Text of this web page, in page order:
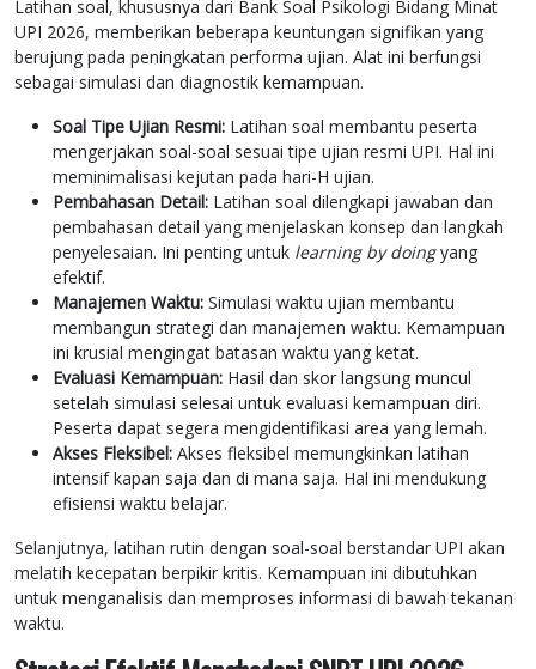
Latihan soal, khususnya dari Bank Soal Psikologi Bidang Minat
UPI 2026, memberikan beberapa keuntungan signifikan yang
berujung pada peningkatan performa ujian. Alat ini berfungsi
sebagai simulasi dan diagnostik kemampuan.
Soal Tipe Ujian Resmi: Latihan soal membantu peserta
mengerjakan soal-soal sesuai tipe ujian resmi UPI. Hal ini
meminimalisasi kejutan pada hari-H ujian.
Pembahasan Detail: Latihan soal dilengkapi jawaban dan
pembahasan detail yang menjelaskan konsep dan langkah
penyelesaian. Ini penting untuk learning by doingyang
efektif.
Manajemen Waktu: Simulasi waktu ujian membantu
membangun strategi dan manajemen waktu. Kemampuan
ini krusial mengingat batasan waktu yang ketat.
Evaluasi Kemampuan: Hasil dan skor langsung muncul
setelah simulasi selesai untuk evaluasi kemampuan diri.
Peserta dapat segera mengidentifikasi area yang lemah.
Akses Fleksibel: Akses fleksibel memungkinkan latihan
intensif kapan saja dan di mana saja. Hal ini mendukung
efisiensi waktu belajar.
Selanjutnya, latihan rutin dengan soal-soal berstandar UPI akan
melatih kecepatan berpikir kritis. Kemampuan ini dibutuhkan
untuk menganalisis dan memproses informasi di bawah tekanan
waktu.